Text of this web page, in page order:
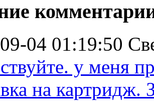
04 01:19:50
у меня
на картридж.